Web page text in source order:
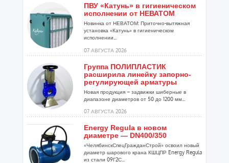
ПВУ «Катунь» в гигиеническом
исполнении от НЕВАТОМ
Новинка от НЕВАТОМ: Приточно-вытяжная
установка «Катунь» в гигиеническом
исполнении...
07 АВГУСТА 2026
Группа ПОЛИПЛАСТИК
расширила линейку запорно-
регулирующей арматуры
Новая продукция – задвижки шиберные в
диапазоне диаметров от 50 до 1200 мм...
07 АВГУСТА 2026
Energy Regula в новом
диаметре — DN400/350
«ЧелябинскСпецГражданСтрой» освоил новый
диаметр шарового крана КШЦПР Energy Regula
из стали 09Г2С...